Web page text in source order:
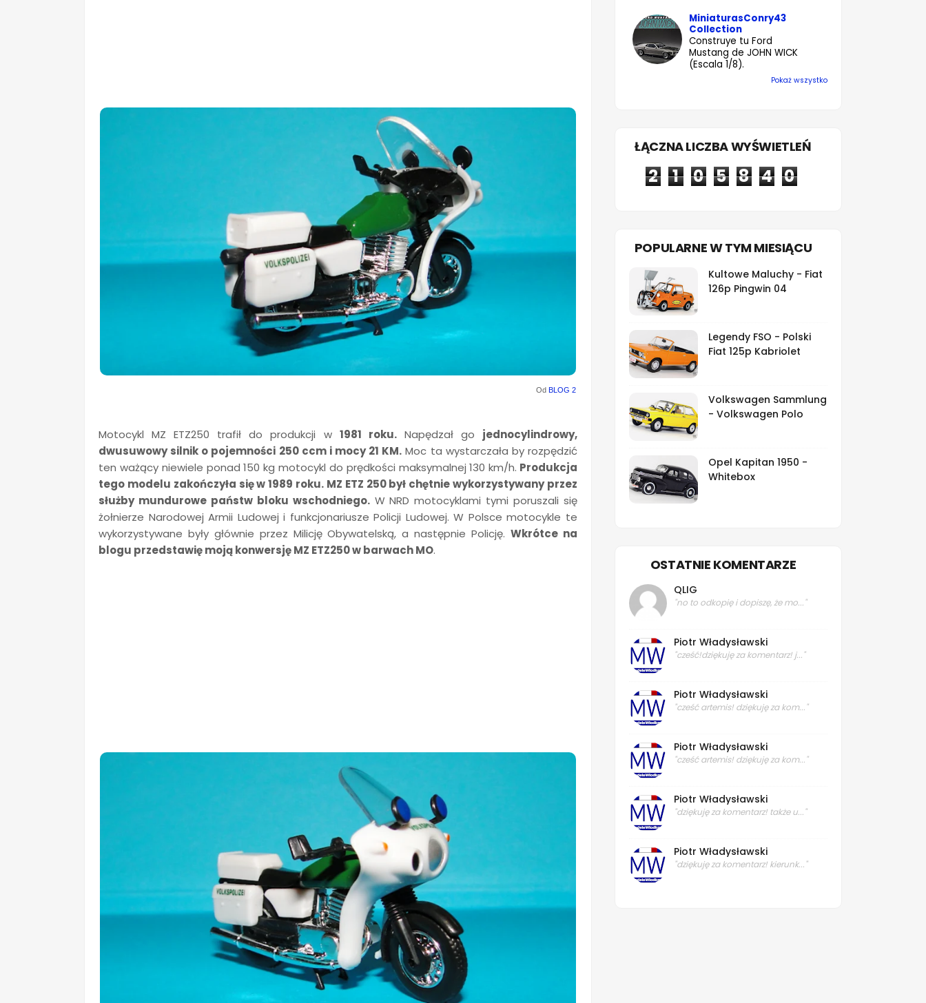
Od BLOG 2
Motocykl MZ ETZ250 trafił do produkcji w 1981 roku.Napędzał go jednocylindrowy,
dwusuwowy silnik o pojemności 250 ccm i mocy 21 KM. Moc ta wystarczała by rozpędzić
ten ważący niewiele ponad 150 kg motocykl do prędkości maksymalnej 130 km/h. Produkcja
tego modelu zakończyła się w 1989 roku. MZ ETZ 250 był chętnie wykorzystywany przez
służby mundurowe państw bloku wschodniego.W NRD motocyklami tymi poruszali się
żołnierze Narodowej Armii Ludowej i funkcjonariusze Policji Ludowej. W Polsce motocykle te
wykorzystywane były głównie przez Milicję Obywatelską, a następnie Policję.Wkrótce na
blogu przedstawię moją konwersję MZ ETZ250 w barwach MO.
MiniaturasConry43
Collection
Construye tu Ford
Mustang de JOHN WICK
(Escala 1/8).
Pokaż wszystko
ŁĄCZNA LICZBA WYŚWIETLEŃ
2 1 0 5 8 4 0
POPULARNE W TYM MIESIĄCU
Kultowe Maluchy - Fiat
126p Pingwin 04
Legendy FSO - Polski
Fiat 125p Kabriolet
Volkswagen Sammlung
- Volkswagen Polo
Opel Kapitan 1950 -
Whitebox
OSTATNIE KOMENTARZE
QLIG
"no to odkopię i dopiszę, że mo..."
Piotr Władysławski
"cześć!dziękuję za komentarz! j..."
Piotr Władysławski
"cześć artemis! dziękuję za kom..."
Piotr Władysławski
"cześć artemis! dziękuję za kom..."
Piotr Władysławski
"dziękuję za komentarz! także u..."
Piotr Władysławski
"dziękuję za komentarz! kierunk..."